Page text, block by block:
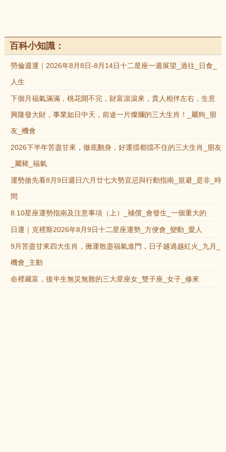
百科小知識：
勞倫週運｜2026年8月8日-8月14日十二星座一週展望_過往_日食_
人生
下個月福氣滿滿，桃花開不完，財富滾滾來，貴人相伴左右，生意
興隆發大財，事業如日中天，前途一片燦爛的三大生肖！_屬狗_朋
友_機會
2026下半年苦盡甘來，徹底翻身，好運擋都擋不住的三大生肖_朋友
_屬豬_福氣
運勢搶先看8月9日週日六月廿七大勢宜忌與行動指南_規避_是非_時
間
8.10星座運勢指南及注意事項（上）_補償_會發生_一個重大的
日運｜克裡斯2026年8月9日十二星座運勢_方便會_變動_愛人
9月苦盡甘來四大生肖，黴運散盡福氣進門，日子越過越紅火_九月_
機會_主動
命裡藏富，後半生無災無難的三大星座女_雙子座_女子_修來